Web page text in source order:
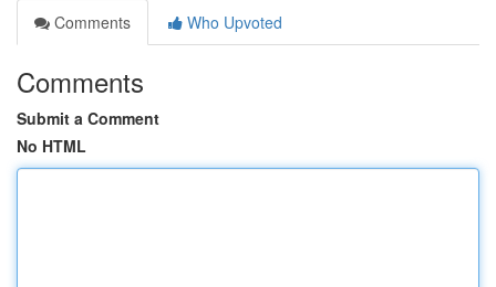
Comments
Who Upvoted
Comments
Submit a Comment
No HTML